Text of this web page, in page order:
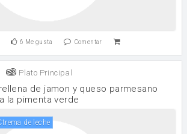
6 Me gusta Comentar
Plato Principal
de jamon y queso parmesano
a la pimenta verde
ctrema de leche